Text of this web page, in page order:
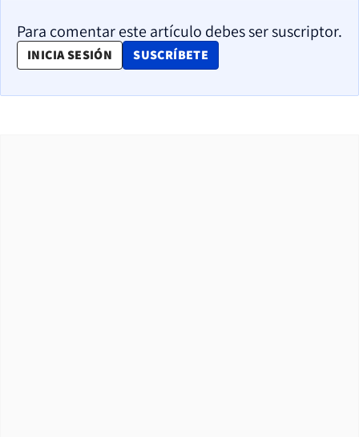
Para comentar este artículo debes ser suscriptor.
INICIA SESIÓN SUSCRÍBETE
OPENS IN NEW WINDOW